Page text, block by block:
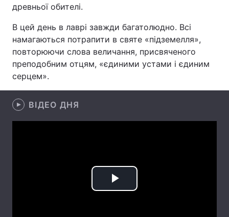
Здоров'я
Екологія Регіони
Лонгріди
Відео з Youtube
древньої обителі.
В цей день в лаврі завжди багатолюдно. Всі
намагаються потрапити в святе «підземелля»,
повторюючи слова величання, присвяченого
преподобним отцям, «єдиними устами і єдиним
серцем».
ВІДЕО ДНЯ
Play